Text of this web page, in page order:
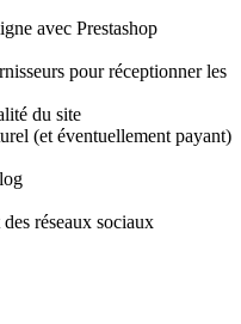
avec Prestashop
pour réceptionner les
du site
(et éventuellement payant)
réseaux sociaux